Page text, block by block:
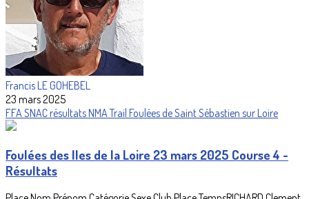
Francis LE GOHEBEL
23 mars 2025
FFA SNACrésultatsNMATrail Foulées de Saint Sébastien sur Loire
Foulées des Iles de la Loire 23 mars 2025 Course 4 -
Résultats